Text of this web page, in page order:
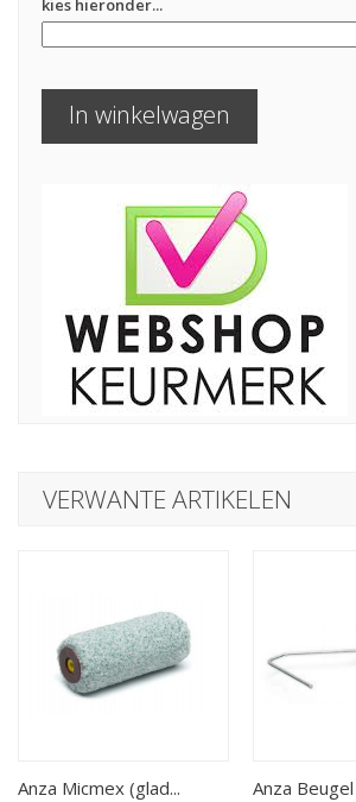
kies hieronder...
In winkelwagen
VERWANTE ARTIKELEN
Anza Micmex (glad... Anza